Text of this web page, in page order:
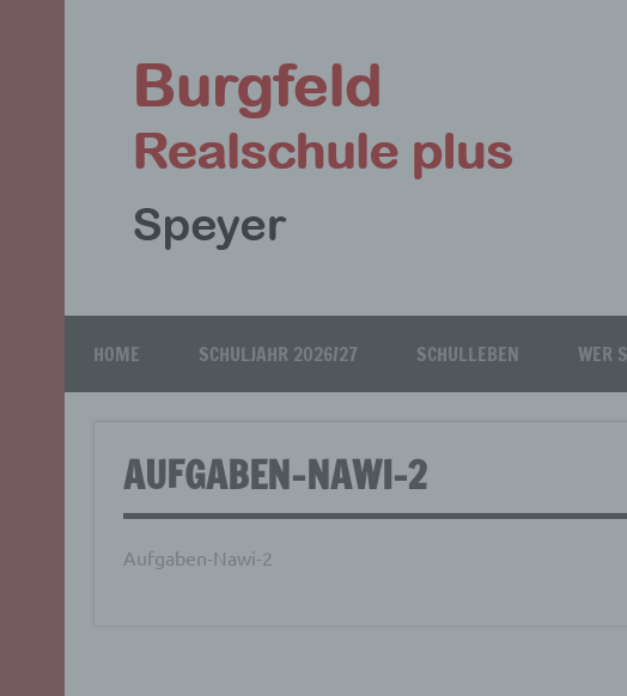
HOME SCHULJAHR 2026/27 SCHULLEBEN WER
AUFGABEN-NAWI-2
Aufgaben-Nawi-2